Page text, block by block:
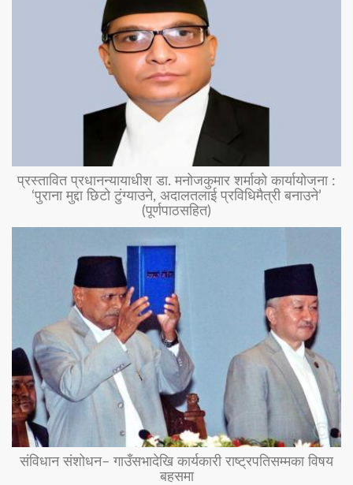
प्रस्तावित प्रधानन्यायाधीश डा. मनोजकुमार शर्माको कार्यायोजना :
‘पुराना मुद्दा छिटो टुंग्याउने, अदालतलाई प्रविधिमैत्री बनाउने’
(पूर्णपाठसहित)
संविधान संशोधन– गाउँसभादेखि कार्यकारी राष्ट्रपतिसम्मका विषय
बहसमा